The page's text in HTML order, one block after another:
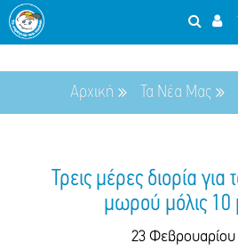
Αρχική Τα Νέα Μας
Τρεις μέρες διορία για
μωρού μόλις
23 Φεβρουαρίου